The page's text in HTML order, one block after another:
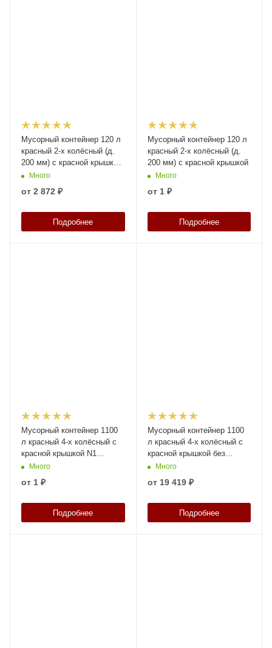
Мусорный контейнер 120 л
красный 2-х колёсный (д.
200 мм) с красной крышкой
NEW (20.805)
Много
от 2 872 ₽
Подробнее
Мусорный контейнер 120 л
красный 2-х колёсный (д.
200 мм) с красной крышкой
Много
от 1 ₽
Подробнее
Мусорный контейнер 1100
л красный 4-х колёсный с
красной крышкой N1
(20.807.1)
Много
от 1 ₽
Подробнее
Мусорный контейнер 1100
л красный 4-х колёсный с
красной крышкой без
педали
Много
от 19 419 ₽
Подробнее